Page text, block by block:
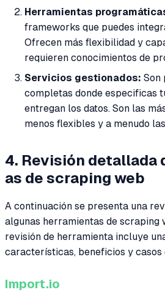
Herramientas
frameworks que puedes
Ofrecen más flexibilidad y
requieren conocimientos de
Servicios gestionados: Son
completas donde especificas
entregan los datos. Son las
menos flexibles y a menudo
4. Revisión detallada
as de scraping web
A continuación se presenta una
algunas herramientas de scraping
revisión de herramienta incluye
características, beneficios y casos
Import.io